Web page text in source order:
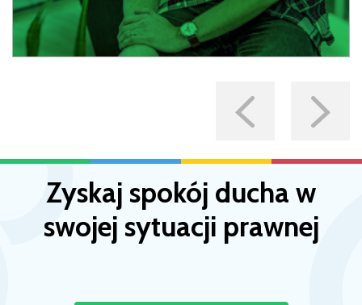
przez The Law Society w
sprawach błędów medycznych
Read more
Zyskaj spokój ducha w
swojej sytuacji prawnej